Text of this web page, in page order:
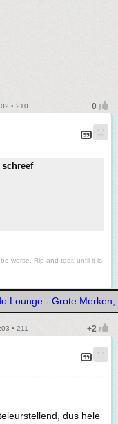
• 210
schreef
worse. Rip and tear, until it is
Lounge - Grote Merken,
• 211
dus hele